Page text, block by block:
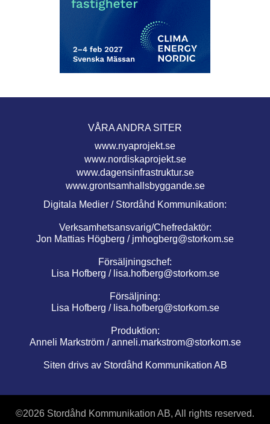
VÅRA ANDRA SITER
www.nyaprojekt.se
www.nordiskaprojekt.se
www.dagensinfrastruktur.se
www.grontsamhallsbyggande.se
Digitala Medier / Stordåhd Kommunikation:
Verksamhetsansvarig/Chefredaktör:
Jon Mattias Högberg / jmhogberg@storkom.se
Försäljningschef:
Lisa Hofberg / lisa.hofberg@storkom.se
Försäljning:
Lisa Hofberg / lisa.hofberg@storkom.se
Produktion:
Anneli Markström /anneli.markstrom@storkom.se
Siten drivs av Stordåhd Kommunikation AB
©2026 Stordåhd Kommunikation AB, All rights reserved.